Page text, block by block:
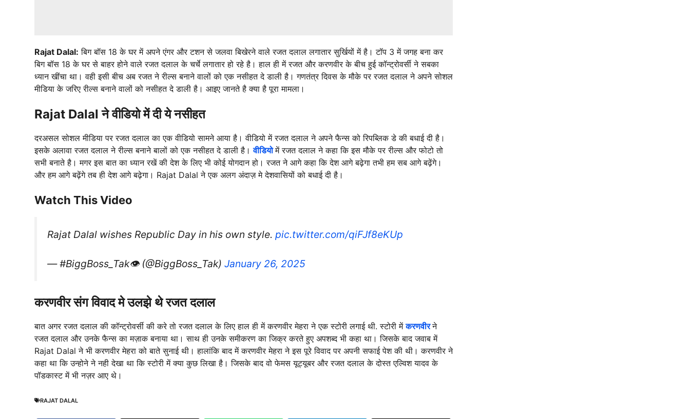
Rajat Dalal: बिग बॉस 18 के घर में अपने एंगर और टशन से जलवा बिखेरने वाले रजत दलाल लगातार सुर्खियों में है। टॉप 3 में जगह बना कर
बिग बॉस 18 के घर से बाहर होने वाले रजत दलाल के चर्चे लगातार हो रहे है। हाल ही में रजत और करणवीर के बीच हुई कॉन्ट्रोवर्सी ने सबका
ध्यान खींचा था। वही इसी बीच अब रजत ने रील्स बनाने वालों को एक नसीहत दे डाली है। गणतंत्र दिवस के मौके पर रजत दलाल ने अपने सोशल
मीडिया के जरिए रील्स बनाने वालों को नसीहत दे डाली है। आइए जानते है क्या है पूरा मामला।
Rajat Dalal ने वीडियो में दी ये नसीहत
दरअसल सोशल मीडिया पर रजत दलाल का एक वीडियो सामने आया है। वीडियो में रजत दलाल ने अपने फैन्स को रिपब्लिक डे की बधाई दी है।
इसके अलावा रजत दलाल ने रील्स बनाने बालों को एक नसीहत दे डाली है।वीडियोमें रजत दलाल ने कहा कि इस मौके पर रील्स और फोटो तो
सभी बनाते है। मगर इस बात का ध्यान रखें की देश के लिए भी कोई योगदान हो। रजत ने आगे कहा कि देश आगे बढ़ेगा तभी हम सब आगे बढ़ेंगे।
और हम आगे बढ़ेंगे तब ही देश आगे बढ़ेगा। Rajat Dalal ने एक अलग अंदाज़ मे देशवासियों को बधाई दी है।
Watch This Video
Rajat Dalal wishes Republic Day in his own style. pic.twitter.com/qiFJf8eKUp
— #BiggBoss_Tak👁 (@BiggBoss_Tak) January 26, 2025
करणवीर संग विवाद मे उलझे थे रजत दलाल
बात अगर रजत दलाल की कॉन्ट्रोवर्सी की करे तो रजत दलाल के लिए हाल ही में करणवीर मेहरा ने एक स्टोरी लगाई थी. स्टोरी मेंकरणवीरने
रजत दलाल और उनके फैन्स का मज़ाक बनाया था। साथ ही उनके समीकरण का जिक्र करते हुए अपशब्द भी कहा था। जिसके बाद जवाब में
Rajat Dalal ने भी करणवीर मेहरा को बाते सुनाई थी। हालांकि बाद में करणवीर मेहरा ने इस पूरे विवाद पर अपनी सफाई पेश की थी। करणवीर ने
कहा था कि उन्होने ने नही देखा था कि स्टोरी में क्या कुछ लिखा है। जिसके बाद वो फेमस यूट्यूबर और रजत दलाल के दोस्त एल्विश यादव के
पॉडकास्ट में भी नज़र आए थे।
RAJAT DALAL